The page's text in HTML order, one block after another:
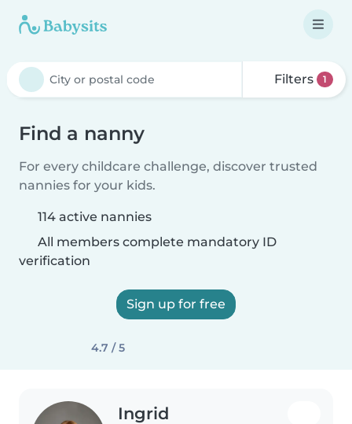
Filters 1
Find a nanny
For every childcare challenge, discover trusted
nannies for your kids.
114 active nannies
All members complete mandatory ID
verification
Sign up for free
4.7 / 5
Ingrid